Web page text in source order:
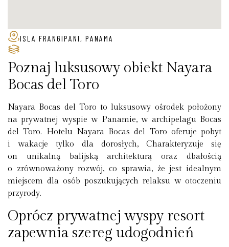
ISLA FRANGIPANI, PANAMA
Poznaj luksusowy obiekt Nayara
Bocas del Toro
Nayara Bocas del Toro to luksusowy ośrodek położony
na prywatnej wyspie w Panamie, w archipelagu Bocas
del Toro. Hotelu Nayara Bocas del Toro oferuje pobyt
i wakacje tylko dla dorosłych, Charakteryzuje się
on unikalną balijską architekturą oraz dbałością
o zrównoważony rozwój, co sprawia, że jest idealnym
miejscem dla osób poszukujących relaksu w otoczeniu
przyrody.
Oprócz prywatnej wyspy resort
zapewnia szereg udogodnień